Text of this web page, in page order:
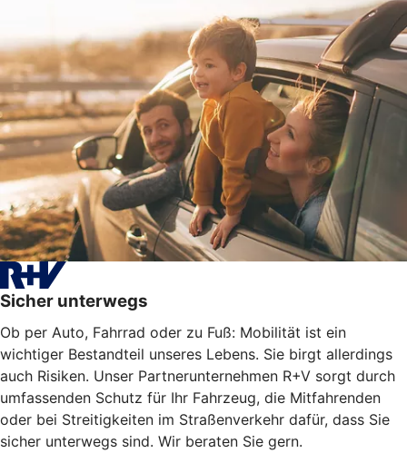
Sicher unterwegs
Ob per Auto, Fahrrad oder zu Fuß: Mobilität ist ein
wichtiger Bestandteil unseres Lebens. Sie birgt allerdings
auch Risiken. Unser Partnerunternehmen R+V sorgt durch
umfassenden Schutz für Ihr Fahrzeug, die Mitfahrenden
oder bei Streitigkeiten im Straßenverkehr dafür, dass Sie
sicher unterwegs sind. Wir beraten Sie gern.